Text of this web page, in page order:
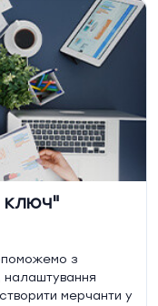
ключ"
з
налаштування
мерчанти у